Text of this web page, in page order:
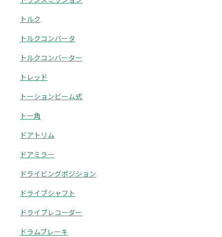
トルク
トルクコンバータ
トルクコンバーター
トレッド
トーションビーム式
トー角
ドアトリム
ドアミラー
ドライビングポジション
ドライブシャフト
ドライブレコーダー
ドラムブレーキ